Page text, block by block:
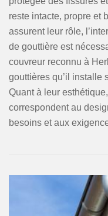
reste intacte, propre et
assurent leur rôle,
de gouttière est
couvreur reconnu à
gouttières qu’il installe
Quant à leur
correspondent au
besoins et aux